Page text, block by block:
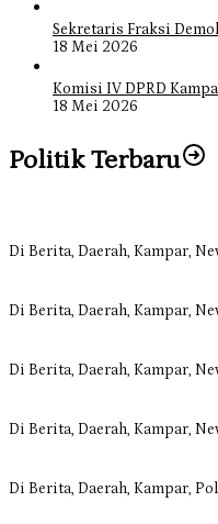
Sekretaris Fraksi
18 Mei 2026
Komisi IV DPRD
18 Mei 2026
Politik Terbaru
Di Berita, Daerah, Kampar,
Di Berita, Daerah, Kampar,
Di Berita, Daerah, Kampar,
Di Berita, Daerah, Kampar,
Di Berita, Daerah, Kampar,